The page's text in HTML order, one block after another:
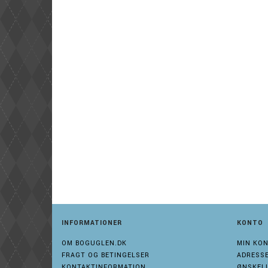
INFORMATIONER
OM BOGUGLEN.DK
FRAGT OG BETINGELSER
KONTO
MIN